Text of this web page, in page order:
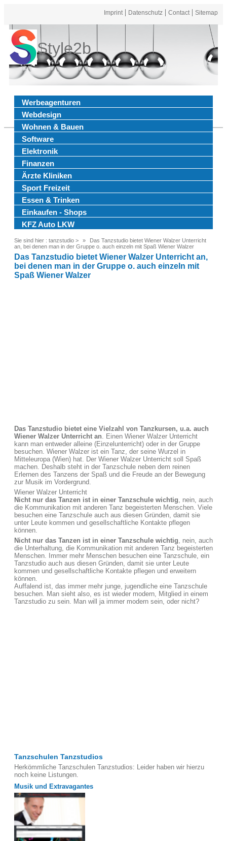
Imprint Datenschutz Contact Sitemap
Style2b
Werbeagenturen
Webdesign
Wohnen & Bauen
Software
Elektronik
Finanzen
Ärzte Kliniken
Sport Freizeit
Essen & Trinken
Einkaufen - Shops
KFZ Auto LKW
Sie sind hier : tanzstudio >
Das Tanzstudio bietet Wiener Walzer Unterricht
an, bei denen man in der Gruppe o. auch einzeln mit Spaß Wiener Walzer
Das Tanzstudio bietet Wiener Walzer Unterricht an,
bei denen man in der Gruppe o. auch einzeln mit
Spaß Wiener Walzer
Das Tanzstudio bietet eine Vielzahl von Tanzkursen, u.a. auch
Wiener Walzer Unterricht an. Einen Wiener Walzer Unterricht
kann man entweder alleine (Einzelunterricht) oder in der Gruppe
besuchen. Wiener Walzer ist ein Tanz, der seine Wurzel in
Mitteleuropa (Wien) hat. Der Wiener Walzer Unterricht soll Spaß
machen. Deshalb steht in der Tanzschule neben dem reinen
Erlernen des Tanzens der Spaß und die Freude an der Bewegung
zur Musik im Vordergrund.
Wiener Walzer Unterricht
Nicht nur das Tanzen ist in einer Tanzschule wichtig, nein, auch
die Kommunikation mit anderen Tanz begeisterten Menschen. Viele
besuchen eine Tanzschule auch aus diesen Gründen, damit sie
unter Leute kommen und gesellschaftliche Kontakte pflegen
können.
Nicht nur das Tanzen ist in einer Tanzschule wichtig, nein, auch
die Unterhaltung, die Kommunikation mit anderen Tanz begeisterten
Menschen. Immer mehr Menschen besuchen eine Tanzschule, ein
Tanzstudio auch aus diesen Gründen, damit sie unter Leute
kommen und gesellschaftliche Kontakte pflegen und erweitern
können.
Auffalend ist, das immer mehr junge, jugendliche eine Tanzschule
besuchen. Man sieht also, es ist wieder modern, Mitglied in einem
Tanzstudio zu sein. Man will ja immer modern sein, oder nicht?
Tanzschulen Tanzstudios
Herkömmliche Tanzschulen Tanzstudios: Leider haben wir hierzu
noch keine Listungen.
Musik und Extravagantes